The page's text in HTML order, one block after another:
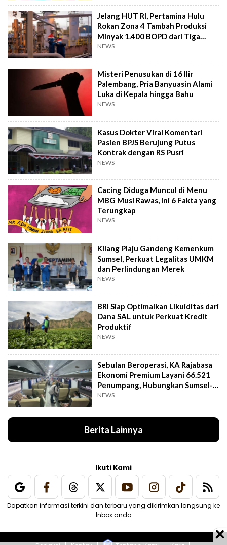
Jelang HUT RI, Pertamina Hulu
Rokan Zona 4 Tambah Produksi
Minyak 1.400 BOPD dari Tiga
Sumur Baru
NEWS
Misteri Penusukan di 16 Ilir
Palembang, Pria Banyuasin Alami
Luka di Kepala hingga Bahu
NEWS
Kasus Dokter Viral Komentari
Pasien BPJS Berujung Putus
Kontrak dengan RS Pusri
NEWS
Cacing Diduga Muncul di Menu
MBG Musi Rawas, Ini 6 Fakta yang
Terungkap
NEWS
Kilang Plaju Gandeng Kemenkum
Sumsel, Perkuat Legalitas UMKM
dan Perlindungan Merek
NEWS
BRI Siap Optimalkan Likuiditas dari
Dana SAL untuk Perkuat Kredit
Produktif
NEWS
Sebulan Beroperasi, KA Rajabasa
Ekonomi Premium Layani 66.521
Penumpang, Hubungkan Sumsel-
Lampung
NEWS
Berita Lainnya
Ikuti Kami
Dapatkan informasi terkini dan terbaru yang dikirimkan langsung ke
Inbox anda